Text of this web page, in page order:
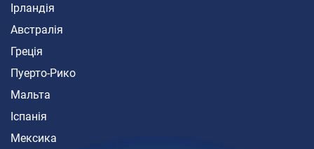
Ірландія
Австралія
Греція
Пуерто-Рико
Мальта
Іспанія
Мексика